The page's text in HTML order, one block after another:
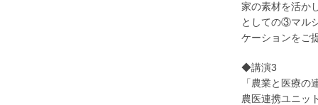
家の素材を活か
としての③マル
ケーションをご
◆講演3
「農業と医療
農医連携ユニ